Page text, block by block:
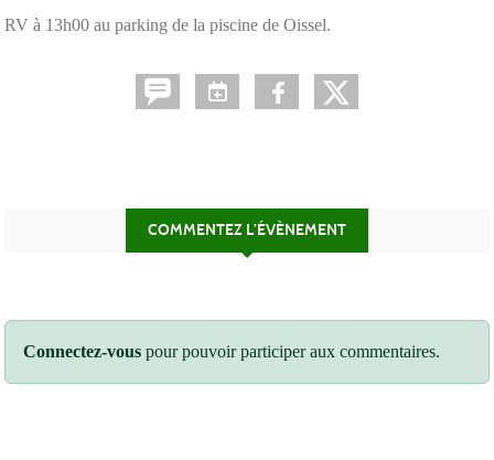
RV à 13h00 au parking de la piscine de Oissel.
COMMENTEZ L’ÉVÈNEMENT
Connectez-vous pour pouvoir participer aux commentaires.